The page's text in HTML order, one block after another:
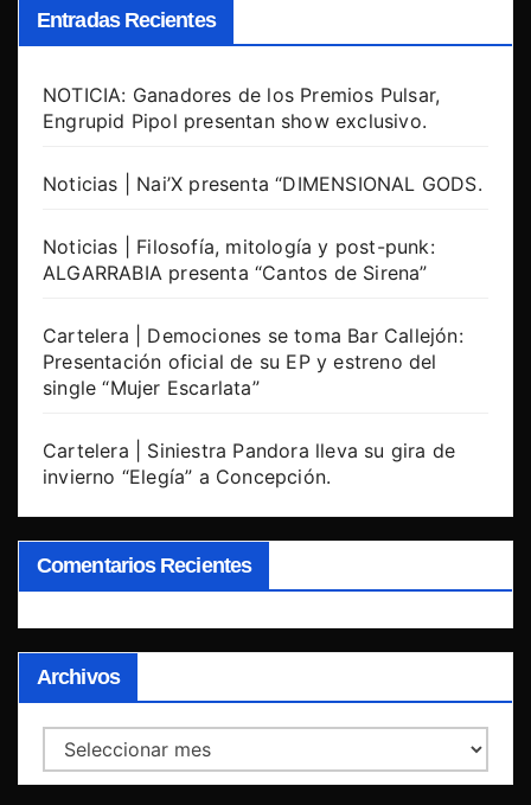
Entradas Recientes
NOTICIA: Ganadores de los Premios Pulsar,
Engrupid Pipol presentan show exclusivo.
Noticias | Nai’X presenta “DIMENSIONAL GODS.
Noticias | Filosofía, mitología y post-punk:
ALGARRABIA presenta “Cantos de Sirena”
Cartelera | Demociones se toma Bar Callejón:
Presentación oficial de su EP y estreno del
single “Mujer Escarlata”
Cartelera | Siniestra Pandora lleva su gira de
invierno “Elegía” a Concepción.
Comentarios Recientes
Archivos
Archivos